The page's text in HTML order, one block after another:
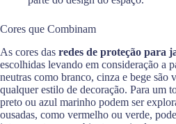
Cores que Combinam
As cores das redes de proteção para
escolhidas levando em consideração a
neutras como branco, cinza e bege são
qualquer estilo de decoração. Para um
preto ou azul marinho podem ser
ousadas, como vermelho ou verde,